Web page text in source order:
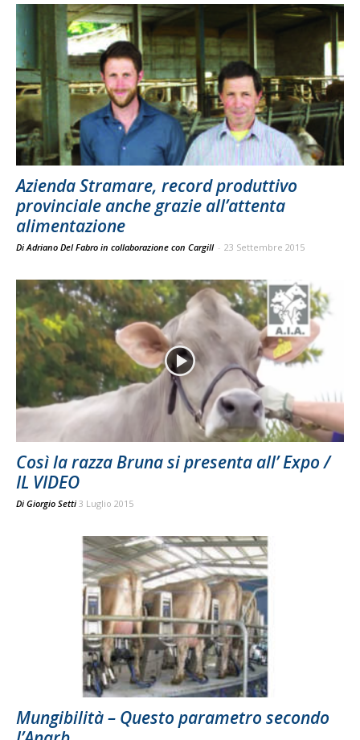
Azienda Stramare, record produttivo
provinciale anche grazie all’attenta
alimentazione
Di Adriano Del Fabro in collaborazione con Cargill - 23 Settembre 2015
Così la razza Bruna si presenta all’ Expo /
IL VIDEO
Di Giorgio Setti 3 Luglio 2015
Mungibilità – Questo parametro secondo